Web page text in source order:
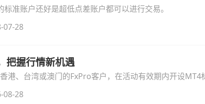
准账户还好是超低点差账户都可以进行交易。
07-28
把握行情新机遇
港、台湾或澳门的FxPro客户，在活动有效期内开设
外复杂操作。
08-28